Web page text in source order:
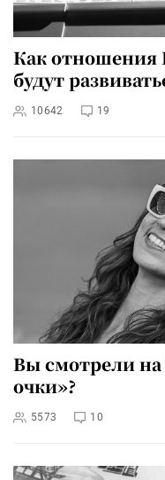
Как отношения
будут
10642 19
Вы смотрели на
очки»?
5573 10